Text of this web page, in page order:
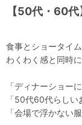
【50代・60
食事とショータイ
わくわく感と同時
「ディナーショー
「50代60代らしい
「会場で浮かない